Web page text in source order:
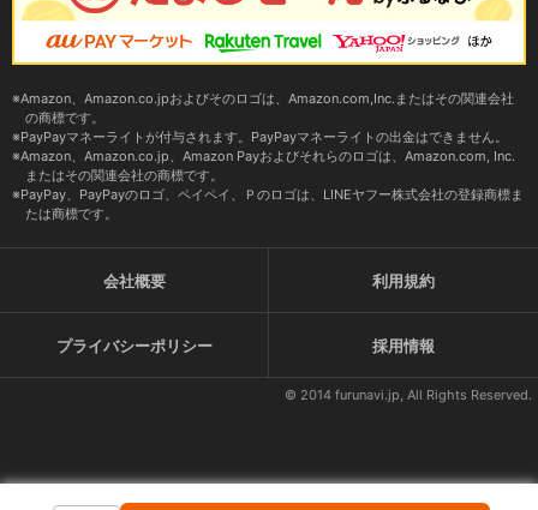
Amazon、Amazon.co.jpおよびそのロゴは、Amazon.com,Inc.またはその関連会社
の商標です。
PayPayマネーライトが付与されます。PayPayマネーライトの出金はできません。
Amazon、Amazon.co.jp、Amazon Payおよびそれらのロゴは、Amazon.com, Inc.
またはその関連会社の商標です。
PayPay、PayPayのロゴ、ペイペイ、Ｐのロゴは、LINEヤフー株式会社の登録商標ま
たは商標です。
会社概要 利用規約
プライバシーポリシー 採用情報
© 2014 furunavi.jp, All Rights Reserved.